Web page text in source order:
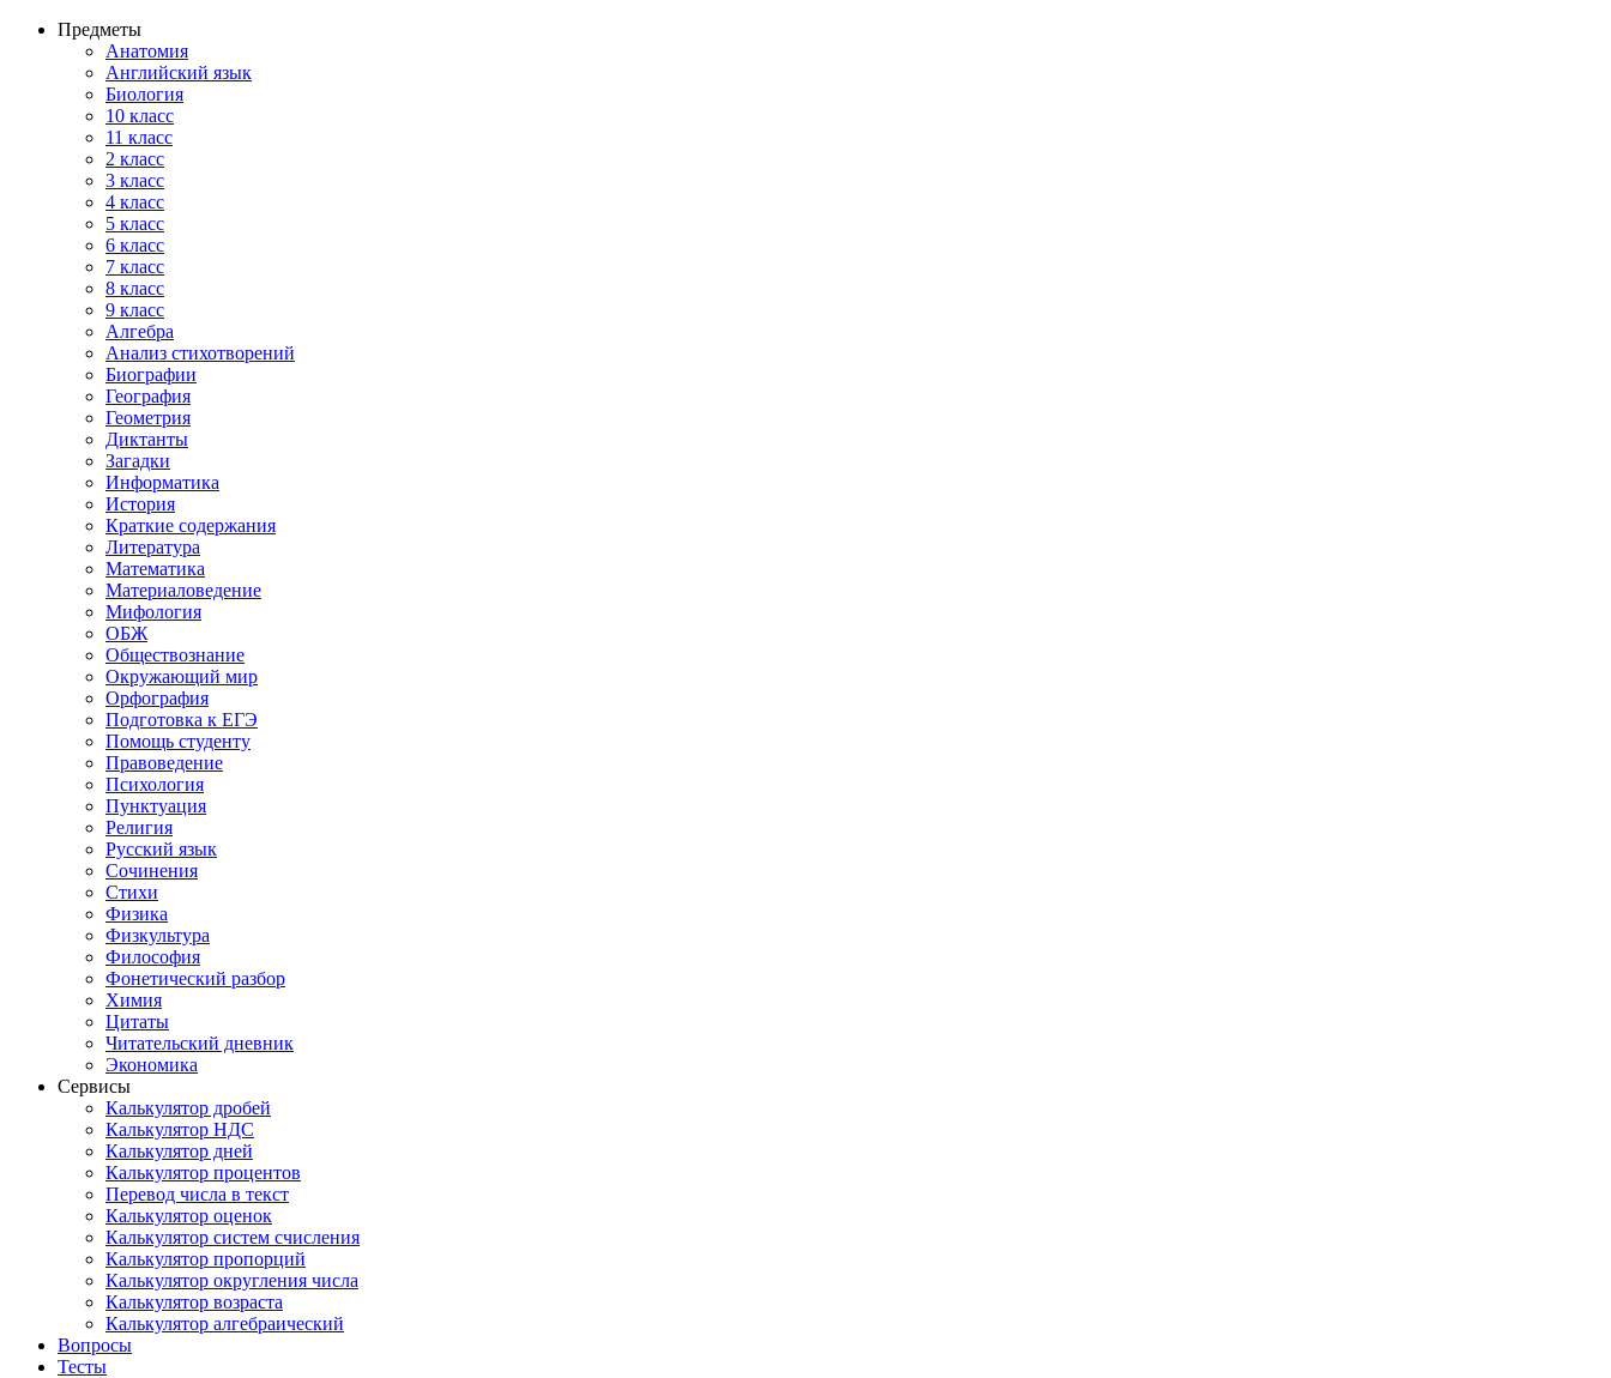
Предметы
Анатомия
Английский язык
Биология
10 класс
11 класс
2 класс
3 класс
4 класс
5 класс
6 класс
7 класс
8 класс
9 класс
Алгебра
Анализ стихотворений
Биографии
География
Геометрия
Диктанты
Загадки
Информатика
История
Краткие содержания
Литература
Математика
Материаловедение
Мифология
ОБЖ
Обществознание
Окружающий мир
Орфография
Подготовка к ЕГЭ
Помощь студенту
Правоведение
Психология
Пунктуация
Религия
Русский язык
Сочинения
Стихи
Физика
Физкультура
Философия
Фонетический разбор
Химия
Цитаты
Читательский дневник
Экономика
Сервисы
Калькулятор дробей
Калькулятор НДС
Калькулятор дней
Калькулятор процентов
Перевод числа в текст
Калькулятор оценок
Калькулятор систем счисления
Калькулятор пропорций
Калькулятор округления числа
Калькулятор возраста
Калькулятор алгебраический
Вопросы
Тесты